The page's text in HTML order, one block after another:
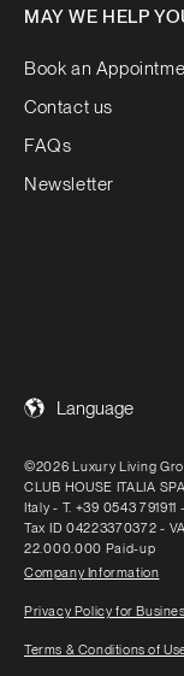
MAY WE HELP
Book an
Contact us
FAQs
Newsletter
Language
©2026 Luxury Living
CLUB HOUSE ITALIA
Italy - T. +39 0543
Tax ID 04223370372 -
22.000.000 Paid-up
Company Information
Privacy Policy for
Terms & Conditions of